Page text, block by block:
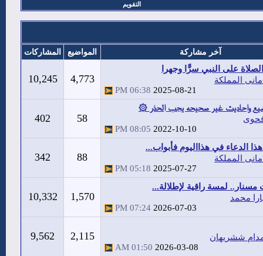
التقويم
آخر مشاركة المواضيع المشاركات
على النبي سرًّا وجهرا
المملكة
2025-08-21
06:38 PM
4,773
10,245
واحاديث غير صحيحه يجب الحذر ۞
2022-10-10
08:05 PM
58
402
الدعاء في هذااليوم فأبواب...
المملكة
2025-07-27
05:18 PM
88
342
مسنار.. لمسة راقية لإطلالة...
محمد
2026-07-03
07:24 PM
1,570
10,332
ششريهان
2026-03-08
01:50 AM
2,115
9,562